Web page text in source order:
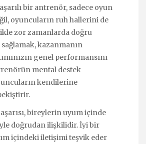
bir antrenör, sadece oyun
oyuncuların ruh hallerini de
zor zamanlarda doğru
kazanmanın
genel performansını
mental destek
kendilerine
bireylerin uyum içinde
doğrudan ilişkilidir. İyi bir
içindeki iletişimi teşvik eder